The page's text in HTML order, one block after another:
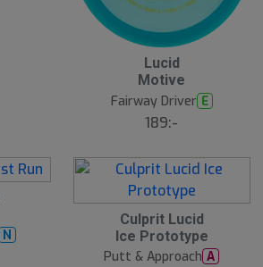
Lucid
Motive
Fairway Driver E
189:-
N
Culprit Lucid
Ice Prototype
Putt & Approach A